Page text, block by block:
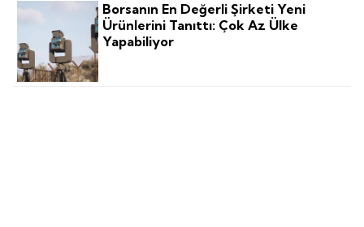
Borsanın En Değerli Şirketi Yeni
Ürünlerini Tanıttı: Çok Az Ülke
Yapabiliyor